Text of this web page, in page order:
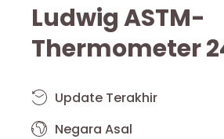
Ludwig ASTM-
Thermometer
Update Terakhir
Negara Asal